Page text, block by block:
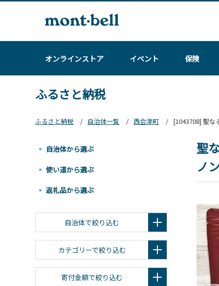
オンラインストア イベント 保険
ふるさと納税
ふるさと納税 自治体一覧 西会津町 [1043708] 聖な
聖
ノ
自治体から選ぶ
使い道から選ぶ
返礼品から選ぶ
自治体で絞り込む
カテゴリーで絞り込む
寄付金額で絞り込む